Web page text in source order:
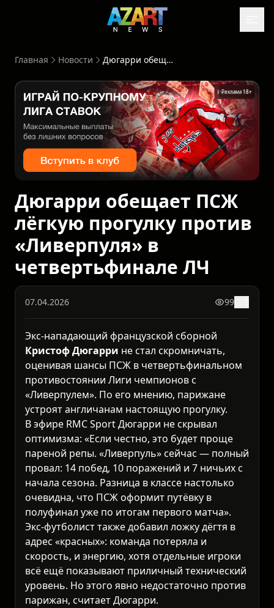
Главная Новости Дюгарри обещает ПСЖ лёгкую прогулку против «Ливерпуля» в четвертьфинале ЛЧ
Реклама 18+
Дюгарри обещает ПСЖ
лёгкую прогулку против
«Ливерпуля» в
четвертьфинале ЛЧ
07.04.2026 99
Экс-нападающий французской сборной
Кристоф Дюгарри не стал скромничать,
оценивая шансы ПСЖ в четвертьфинальном
противостоянии Лиги чемпионов с
«Ливерпулем». По его мнению, парижане
устроят англичанам настоящую прогулку.
В эфире RMC Sport Дюгарри не скрывал
оптимизма: «Если честно, это будет проще
пареной репы. «Ливерпуль» сейчас — полный
провал: 14 побед, 10 поражений и 7 ничьих с
начала сезона. Разница в классе настолько
очевидна, что ПСЖ оформит путёвку в
полуфинал уже по итогам первого матча».
Экс-футболист также добавил ложку дёгтя в
адрес «красных»: команда потеряла и
скорость, и энергию, хотя отдельные игроки
всё ещё показывают приличный технический
уровень. Но этого явно недостаточно против
парижан, считает Дюгарри.